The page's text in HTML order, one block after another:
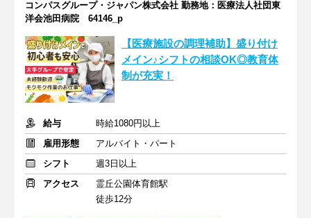
コンパスグループ・ジャパン株式会社 勤務地：医療法人社団東
洋会池田病院 64146_p
【医療施設の調理補助】盛り付け
メイン♪シフトの相談OK◎教育体
制が充実！
給与
時給1080円以上
雇用形態
アルバイト・パート
シフト
週3日以上
アクセス
霊丘公園体育館駅
徒歩12分